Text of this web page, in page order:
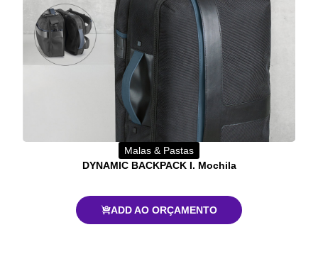
Malas & Pastas
DYNAMIC BACKPACK I. Mochila
ADD AO ORÇAMENTO